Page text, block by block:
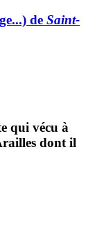
de Saint-
qui vécu à
dont il